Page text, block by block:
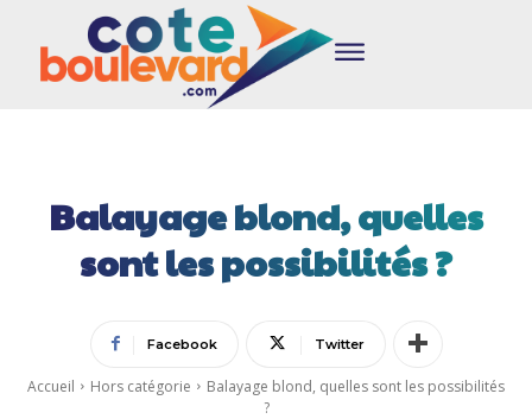
Balayage blond, quelles
sont les possibilités ?
Facebook Twitter
Accueil Hors catégorie
Balayage blond, quelles sont les possibilités
?